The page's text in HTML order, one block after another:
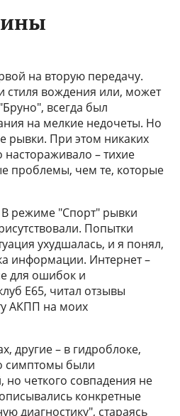
на вторую передачу.
стиля вождения или, может
всегда был
на мелкие недочеты. Но
рывки. При этом никаких
настораживало – тихие
проблемы, чем те, которые
режиме "Спорт" рывки
Попытки
ухудшалась, и я понял,
информации. Интернет –
для ошибок и
E65, читал отзывы
АКПП на моих
другие – в гидроблоке,
симптомы были
четкого совпадения не
конкретные
диагностику", стараясь